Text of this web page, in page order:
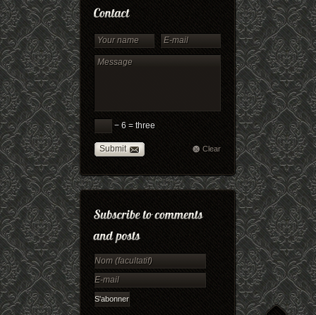
− 6 = three
Submit Clear